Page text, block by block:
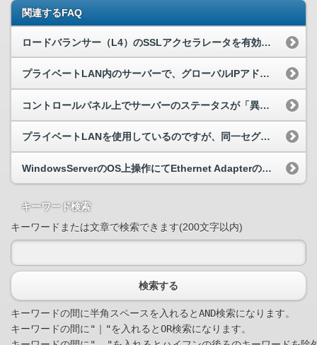
関連するFAQ
ロードバランサー（L4）のSSLアクセラレータを有効にした場合、サーバー側で送信元IPアドレスを取得することはできますか。
プライベートLAN内のサーバーで、グローバルIPアドレスを設定していない場合、ルーターのWEBプロキシ経由で基本監視を設定することは可能ですか？
コントロールパネル上でサーバーのステータスが「異常あり」となり、「IPアドレス取得不可」と表示される。
プライベートLANを使用しているのですが、同一セグメントに同じIPが接続されないよう制御するにはどうしたらいいですか？
WindowsServerのOS上操作にてEthernet Adapterの取り外しは可能ですか？
キーワード検索
キーワードまたは文章で検索できます(200文字以内)
検索する
キーワードの間に半角スペースを入れるとAND検索になります。
キーワードの間に"｜"を入れるとOR検索になります。